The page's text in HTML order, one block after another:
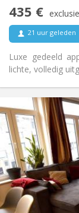
435 €
21 uur geleden
Luxe gedeeld
lichte, volledig
12